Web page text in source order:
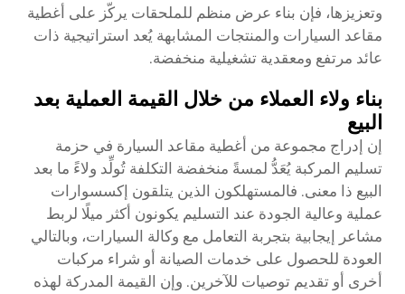
وتعزيزها، فإن بناء عرض منظم للملحقات يركّز على أغطية
مقاعد السيارات والمنتجات المشابهة يُعد استراتيجية ذات
عائد مرتفع ومعقدية تشغيلية منخفضة.
بناء ولاء العملاء من خلال القيمة العملية بعد
البيع
إن إدراج مجموعة من أغطية مقاعد السيارة في حزمة
تسليم المركبة يُعَدُّ لمسةً منخفضة التكلفة تُولِّد ولاءً ما بعد
البيع ذا معنى. فالمستهلكون الذين يتلقون إكسسوارات
عملية وعالية الجودة عند التسليم يكونون أكثر ميلًا لربط
مشاعر إيجابية بتجربة التعامل مع وكالة السيارات، وبالتالي
العودة للحصول على خدمات الصيانة أو شراء مركبات
أخرى أو تقديم توصيات للآخرين. وإن القيمة المدركة لهذه